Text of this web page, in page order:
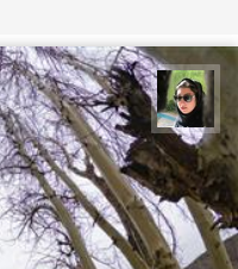
سپیده اصلان